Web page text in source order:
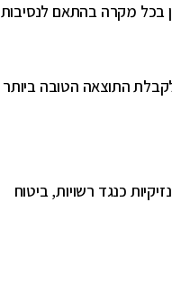
בכל מקרה בהתאם לנסיבות
התוצאה הטובה ביותר
כנגד רשויות, ביטוח